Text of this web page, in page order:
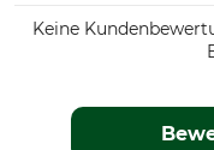
Keine